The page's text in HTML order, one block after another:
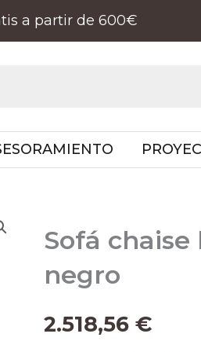
a partir de 600€
Sofá
negro
2.518,56 €